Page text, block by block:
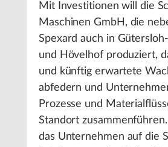
Mit Investitionen will die
Maschinen GmbH, die
Spexard auch in
und Hövelhof produziert,
und künftig erwartete
abfedern und
Prozesse und
Standort
das Unternehmen auf die